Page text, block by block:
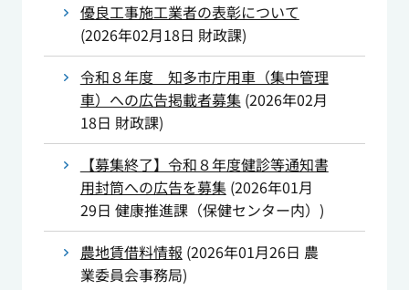
優良工事施工業者の表彰について
(2026年02月18日 財政課)
令和８年度 知多市庁用車（集中管理
車）への広告掲載者募集(2026年02月
18日 財政課)
【募集終了】令和８年度健診等通知書
用封筒への広告を募集(2026年01月
29日 健康推進課（保健センター内） )
農地賃借料情報 (2026年01月26日 農
業委員会事務局)